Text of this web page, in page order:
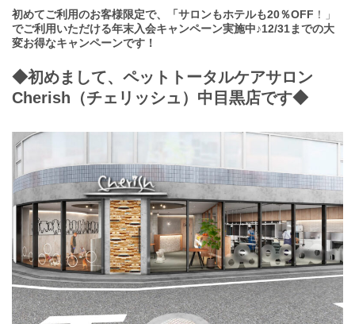
初めてご利用のお客様限定で、「サロンもホテルも20％OFF ！」
でご利用いただける年末入会キャンペーン実施中♪12/31までの大
変お得なキャンペーンです！
◆初めまして、ペットトータルケアサロン
Cherish（チェリッシュ）中目黒店です◆